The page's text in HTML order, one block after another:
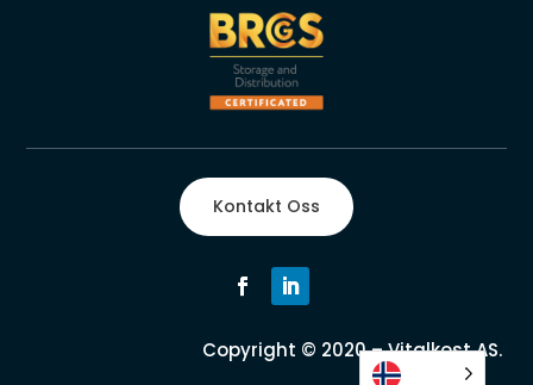
Kontakt Oss
Copyright © 2020 – Vitalkost AS.